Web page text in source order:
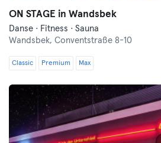
ON STAGE in Wandsbek
Danse · Fitness · Sauna
Wandsbek, Conventstraße 8-10
Classic Premium Max